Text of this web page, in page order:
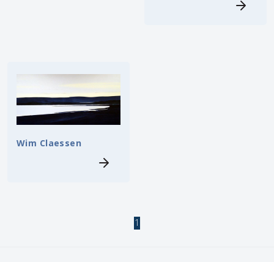
Wim Claessen
1